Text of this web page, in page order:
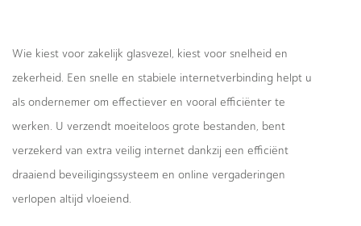
Wie kiest voor zakelijk glasvezel, kiest voor snelheid en
zekerheid. Een snelle en stabiele internetverbinding helpt u
als ondernemer om effectiever en vooral efficiënter te
werken. U verzendt moeiteloos grote bestanden, bent
verzekerd van extra veilig internet dankzij een efficiënt
draaiend beveiligingssysteem en online vergaderingen
verlopen altijd vloeiend.